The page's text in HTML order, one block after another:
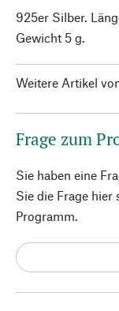
925er Silber.
Gewicht 5 g.
Weitere Artikel
Frage zum
Sie haben eine
Sie die Frage
Programm.